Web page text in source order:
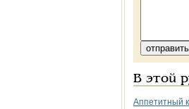
В этой
Аппетитный